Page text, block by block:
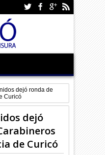
dejó ronda de
Curicó
dejó
de Curicó